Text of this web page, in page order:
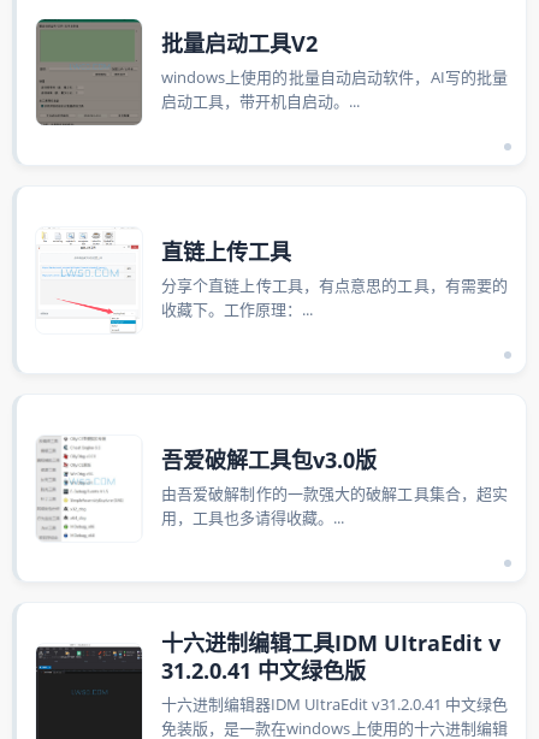
批量启动工具V2
windows上使用的批量自动启动软件，AI写的批量
启动工具，带开机自启动。...
直链上传工具
分享个直链上传工具，有点意思的工具，有需要的
收藏下。工作原理：...
吾爱破解工具包v3.0版
由吾爱破解制作的一款强大的破解工具集合，超实
用，工具也多请得收藏。...
十六进制编辑工具IDM UItraEdit v
31.2.0.41 中文绿色版
十六进制编辑器IDM UItraEdit v31.2.0.41 中文绿色
免装版，是一款在windows上使用的十六进制编辑